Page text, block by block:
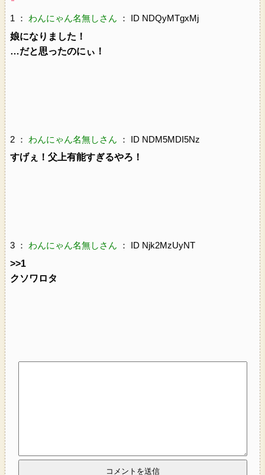
1 ： わんにゃん名無しさん ： ID NDQyMTgxMj
娘になりました！
…だと思ったのにぃ！
2 ： わんにゃん名無しさん ： ID NDM5MDI5Nz
すげぇ！父上有能すぎるやろ！
3 ： わんにゃん名無しさん ： ID Njk2MzUyNT
>>1
クソワロタ